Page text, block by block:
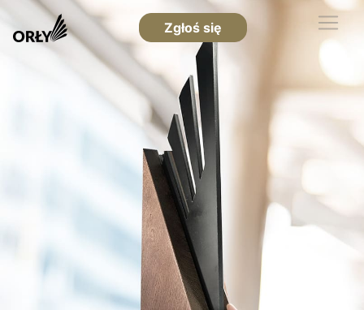
Zgłoś się